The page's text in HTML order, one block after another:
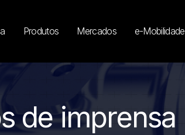
Produtos Mercados e-Mobilidade
de imprensa